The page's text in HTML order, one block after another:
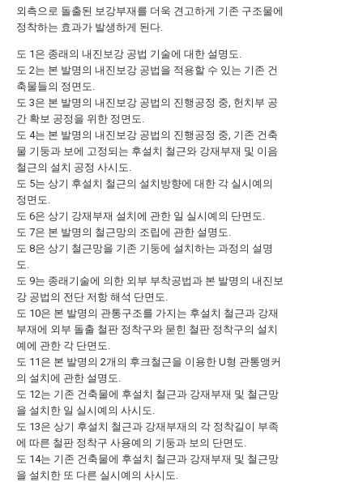
외측으로 돌출된 보강부재를 더욱 견고하게 기존 구조물에
정착하는 효과가 발생하게 된다.
도 1은 종래의 내진보강 공법 기술에 대한 설명도.
도 2는 본 발명의 내진보강 공법을 적용할 수 있는 기존 건
축물들의 정면도.
도 3은 본 발명의 내진보강 공법의 진행공정 중, 헌치부 공
간 확보 공정을 위한 정면도.
도 4는 본 발명의 내진보강 공법의 진행공정 중, 기존 건축
물 기둥과 보에 고정되는 후설치 철근와 강재부재 및 이음
철근의 설치 공정 사시도.
도 5는 상기 후설치 철근의 설치방향에 대한 각 실시예의
정면도.
도 6은 상기 강재부재 설치에 관한 일 실시예의 단면도.
도 7은 본 발명의 철근망의 조립에 관한 설명도.
도 8은 상기 철근망을 기존 기둥에 설치하는 과정의 설명
도.
도 9는 종래기술에 의한 외부 부착공법과 본 발명의 내진보
강 공법의 전단 저항 해석 단면도.
도 10은 본 발명의 관통구조를 가지는 후설치 철근과 강재
부재에 외부 돌출 철판 정착구와 묻힌 철판 정착구의 설치
예에 관한 각 단면도.
도 11은 본 발명의 2개의 후크철근을 이용한 U형 관통앵커
의 설치에 관한 설명도.
도 12는 기존 건축물에 후설치 철근과 강재부재 및 철근망
을 설치한 일 실시예의 사시도.
도 13은 상기 후설치 철근과 강재부재의 각 정착길이 부족
에 따른 철판 정착구 사용예의 기둥과 보의 단면도.
도 14는 기존 건축물에 후설치 철근과 강재부재 및 철근망
을 설치한 또 다른 실시예의 사시도.